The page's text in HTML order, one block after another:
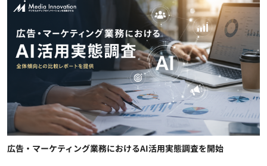
広告・マーケティング業務におけるAI活用実態調査を開始